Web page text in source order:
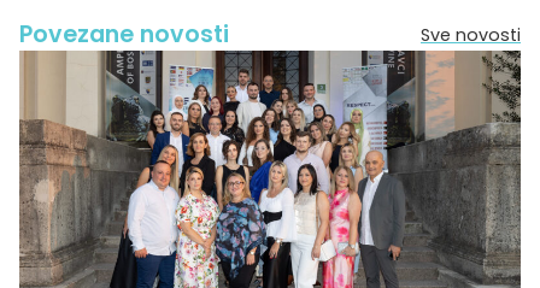
Povezane novosti Sve novosti